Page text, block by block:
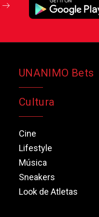
UNANIMO Bets
Cultura
Cine
Lifestyle
Música
Sneakers
Look de Atletas